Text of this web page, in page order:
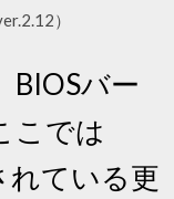
）
BIOSバー
こでは
れている更